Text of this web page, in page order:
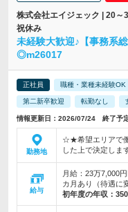
株式会社エイジェック | 20～
祝休み
未経験大歓迎♪【事務系
◎m26017
正社員 職種・業種未経験OK
第二新卒歓迎 転勤なし
情報更新日：2026/07/24 終了予
勤務地
☆★希望エリアで
した上で決定しま
給与
月給：23万7,000
カ月あり（待遇に
初年度の年収：